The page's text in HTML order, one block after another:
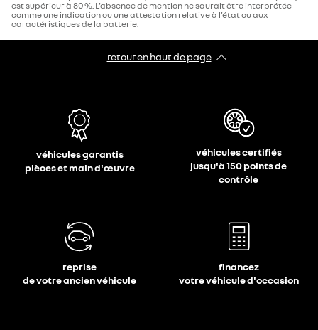
est supérieur à 80 %. L’absence de mention ne saurait être interprétée
comme une indication ou une attestation relative à l’état ou aux
caractéristiques de la batterie.
retour en haut de page​
véhicules garantis
pièces et main d'œuvre
véhicules certifiés
jusqu'à 150 points de
contrôle
reprise
de votre ancien véhicule
financez
votre véhicule d'occasion